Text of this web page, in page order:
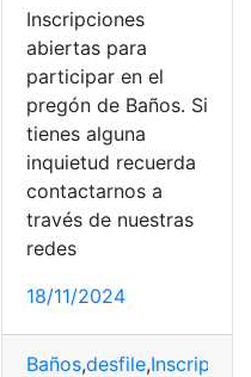
Inscripciones
abiertas para
participar en el
pregón de Baños. Si
tienes alguna
inquietud recuerda
contactarnos a
través de nuestras
redes
18/11/2024
Baños,desfile,